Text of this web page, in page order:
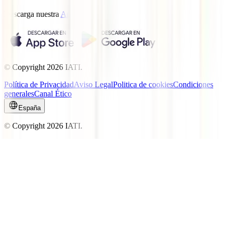
Descarga nuestra App.
© Copyright 2026 IATI.
Política de PrivacidadAviso LegalPolitica de cookiesCondiciones
generalesCanal Ético
España
© Copyright 2026 IATI.